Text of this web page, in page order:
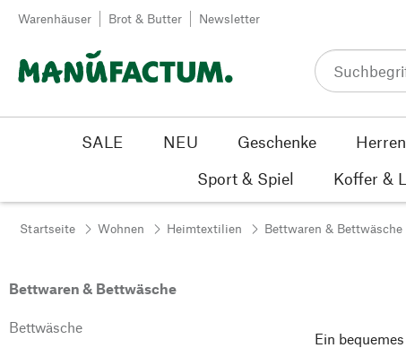
Zum Inhalt springen
Warenhäuser Brot & Butter Newsletter
SALE NEU Geschenke Herren
Sport & Spiel
Koffer &
Startseite Wohnen Heimtextilien Bettwaren & Bettwäsche
Bettwaren & Bettwäsche
Bettwäsche
Ein